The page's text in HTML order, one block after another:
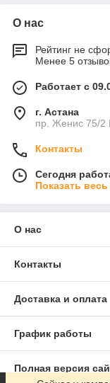
О нас
Рейтинг не
Менее 5
Работает с
г. Астана
пр. Женис 75/2
Контакты
Сегодня
Показать
О нас
Контакты
Доставка и оплата
График работы
Полная версия